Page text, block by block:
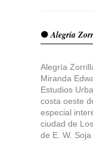
Alegría
Alegría
Miranda
Estudios
costa oeste
especial
ciudad de
de E. W.